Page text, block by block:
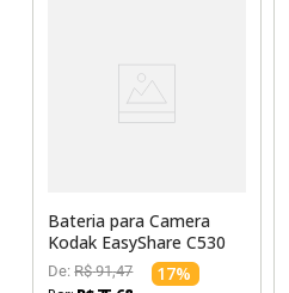
Bateria para Camera
Kodak EasyShare C530
De:R$ 91,47 17%